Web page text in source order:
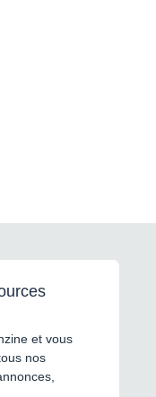
et vous
nos